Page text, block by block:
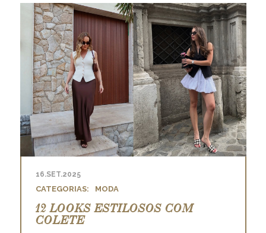
16.SET.2025
MODA
12 LOOKS ESTILOSOS COM
COLETE